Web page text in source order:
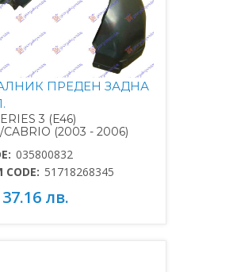
ПРЕДЕН ЗАДНА
3 (E46)
CABRIO (2003 - 2006)
035800832
CODE: 51718268345
лв.